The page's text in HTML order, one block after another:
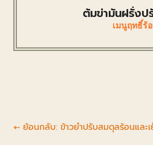
ต้มข่ามันฝรั่งป
เมนูฤทธิ์ร้
←ย้อนกลับ: ข้าวยำปรับสมดุลร้อนและ